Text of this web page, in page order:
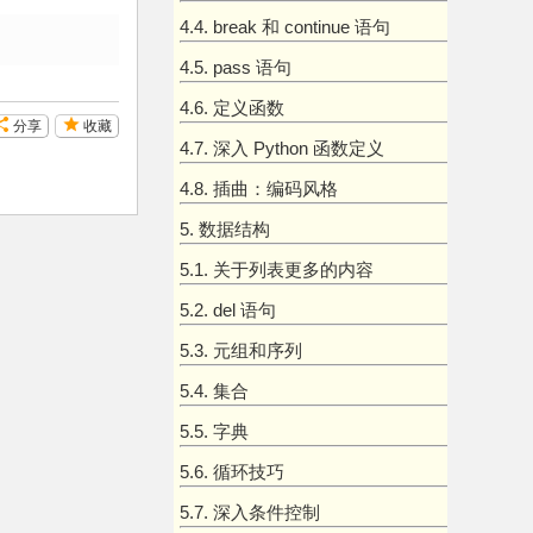
收藏
分享
4.4. break 和 continue 语句
4.5. pass 语句
4.6. 定义函数
4.7. 深入 Python 函数定义
4.8. 插曲：编码风格
5. 数据结构
5.1. 关于列表更多的内容
5.2. del 语句
5.3. 元组和序列
5.4. 集合
5.5. 字典
5.6. 循环技巧
5.7. 深入条件控制